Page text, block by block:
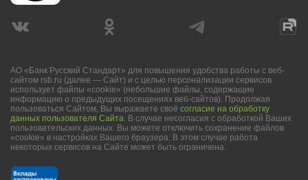
АО «Банк Русский Стандарт» для повышения удобства работы с веб-
сайтом rsb.ru (далее — Сайт) и с целью персонализации сервисов
использует файлы «cookie» (небольшие файлы, содержащие
информацию о предыдущих посещениях веб-сайтов). Продолжая
пользоваться Сайтом, Вы выражаете своё согласие на обработку
данных пользователя Сайта. В случае несогласия с обработкой Ваших
пользовательских данных Вы можете отключить сохранение файлов
«cookie» в настройках Вашего браузера. В этом случае работа
некоторых сервисов на Сайте может быть ограничена.